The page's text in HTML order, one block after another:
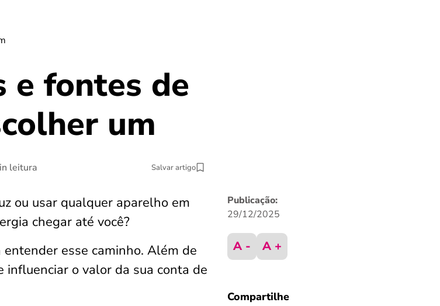
e fontes de
um
leitura Salvar artigo
ou usar qualquer aparelho em
chegar até você?
entender esse caminho. Além de
influenciar o valor da sua conta de
Publicação:
29/12/2025
A - A +
Compartilhe